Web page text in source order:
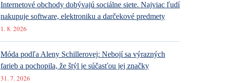
Internetové obchody dobývajú sociálne siete. Najviac ľudí
nakupuje software, elektroniku a darčekové predmety
1. 8. 2026
Móda podľa Aleny Schillerovej: Nebojí sa výrazných
farieb a pochopila, že štýl je súčasťou jej značky
31. 7. 2026